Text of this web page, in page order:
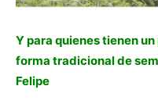
Y para quienes tienen
forma tradicional de
Felipe